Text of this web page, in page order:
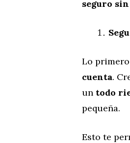
seguro
Lo
cuenta.
un todo
pequeña.
Esto te